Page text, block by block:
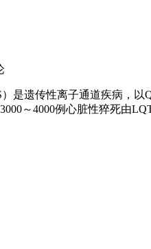
）是遗传性离子通道疾病
～4000例心脏性猝死由